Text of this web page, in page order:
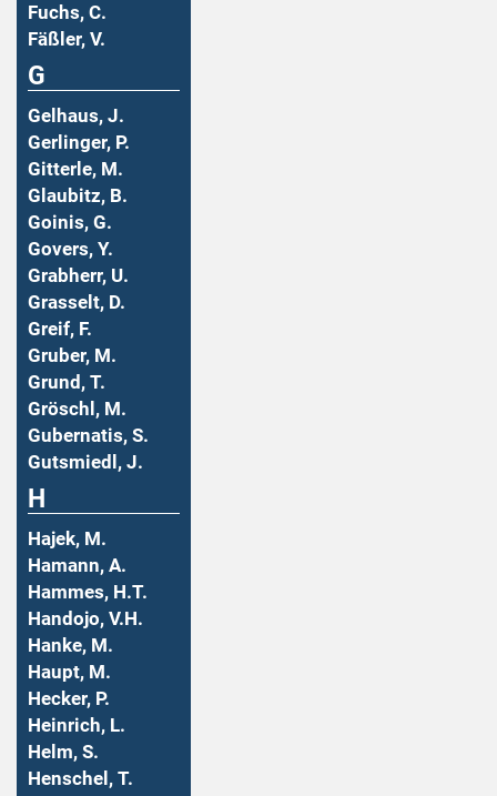
Fuchs, C.
Fäßler, V.
G
Gelhaus, J.
Gerlinger, P.
Gitterle, M.
Glaubitz, B.
Goinis, G.
Govers, Y.
Grabherr, U.
Grasselt, D.
Greif, F.
Gruber, M.
Grund, T.
Gröschl, M.
Gubernatis, S.
Gutsmiedl, J.
H
Hajek, M.
Hamann, A.
Hammes, H.T.
Handojo, V.H.
Hanke, M.
Haupt, M.
Hecker, P.
Heinrich, L.
Helm, S.
Henschel, T.